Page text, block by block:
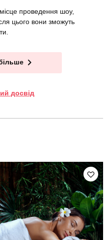
проведення шоу,
цього вони зможуть
досвід